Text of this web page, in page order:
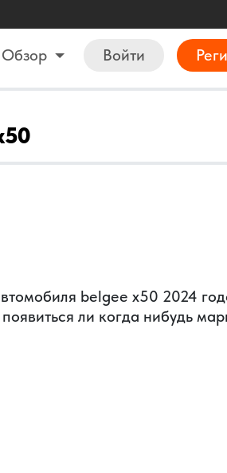
Обзор Войти
belgee x50 2024
ли когда нибудь